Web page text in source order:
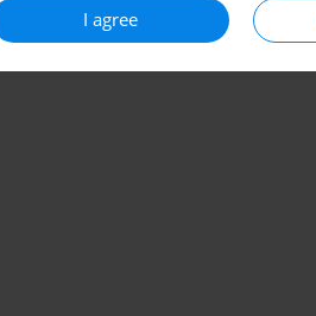
I agree